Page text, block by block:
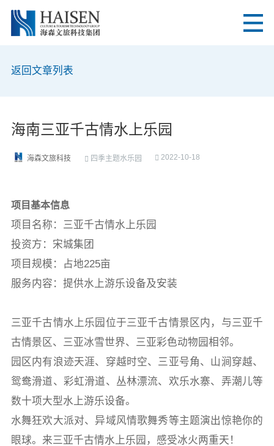
返回文章列表
海南三亚千古情水上乐园
海森文旅科技 四季主题水乐园 2022-10-18
项目基本信息
项目名称：三亚千古情水上乐园
投资方：宋城集团
项目规模：占地225亩
服务内容：提供水上游乐设备及安装
三亚千古情水上乐园位于三亚千古情景区内，与三亚千
古情景区、三亚冰雪世界、三亚彩色动物园相邻。
园区内有浪迹天涯、穿越时空、三亚号角、山涧穿越、
鸳鸯滑道、彩虹滑道、丛林漂流、欢乐水寨、弄潮儿等
数十项大型水上游乐设备。
水舞狂欢大派对、异域风情歌舞秀等主题演出惊艳你的
眼球。来三亚千古情水上乐园，感受冰火两重天！